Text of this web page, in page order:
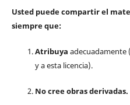
Usted puede compartir el
siempre que:
Atribuya adecuadamente
y a esta licencia).
No cree obras derivadas.